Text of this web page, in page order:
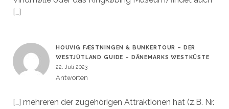
[…]
HOUVIG FÆSTNINGEN & BUNKERTOUR – DER
WESTJÜTLAND GUIDE – DÄNEMARKS WESTKÜSTE
22. Juli 2023
Antworten
[…] mehreren der zugehörigen Attraktionen hat (z.B. Nr.